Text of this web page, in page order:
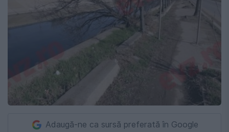
Adaugă-ne ca sursă preferată în Google